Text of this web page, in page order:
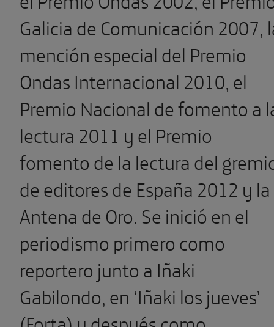
Galicia de Comunicación 2007,
mención especial del Premio
Ondas Internacional 2010, el
Premio Nacional de fomento a
lectura 2011 y el Premio
fomento de la lectura del
de editores de España 2012 y la
Antena de Oro. Se inició en el
periodismo primero como
reportero junto a Iñaki
Gabilondo, en ‘Iñaki los jueves’